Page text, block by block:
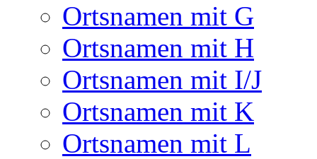
Ortsnamen mit G
Ortsnamen mit H
Ortsnamen mit I/J
Ortsnamen mit K
Ortsnamen mit L